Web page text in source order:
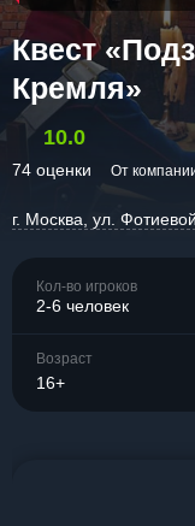
Квест
Кремля»
10.0
74 оценки От
г. Москва, ул.
Кол-во игроков
2-6 человек
Возраст
16+